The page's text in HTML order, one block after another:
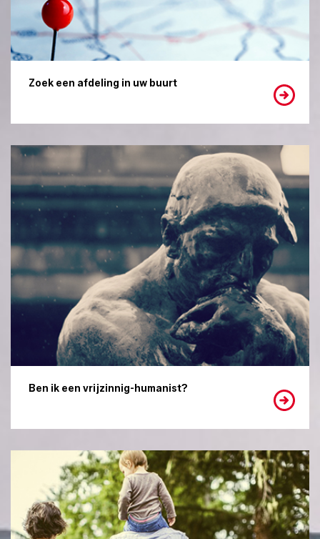
Zoek een afdeling in uw buurt
Ben ik een vrijzinnig-humanist?